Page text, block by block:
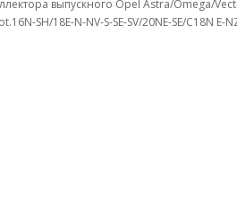
выпускного Opel Astra/Omega/
SH/18E-N-NV-S-SE-SV/20NE-SE/C18N E-